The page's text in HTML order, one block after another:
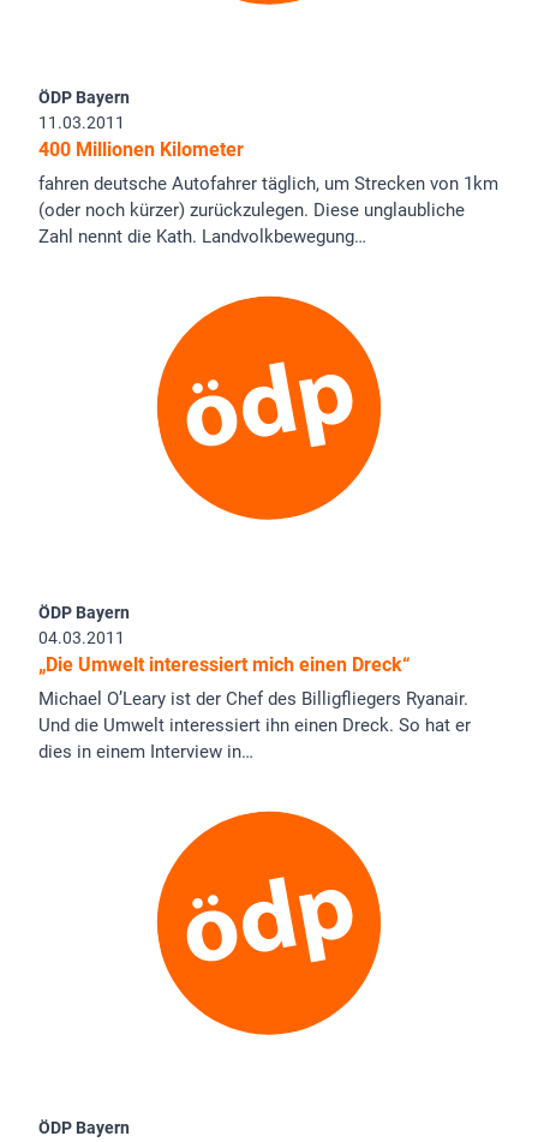
ÖDP Bayern
11.03.2011
400 Millionen Kilometer
fahren deutsche Autofahrer täglich, um Strecken von 1km
(oder noch kürzer) zurückzulegen. Diese unglaubliche
Zahl nennt die Kath. Landvolkbewegung…
ÖDP Bayern
04.03.2011
„Die Umwelt interessiert mich einen Dreck“
Michael O’Leary ist der Chef des Billigfliegers Ryanair.
Und die Umwelt interessiert ihn einen Dreck. So hat er
dies in einem Interview in…
ÖDP Bayern